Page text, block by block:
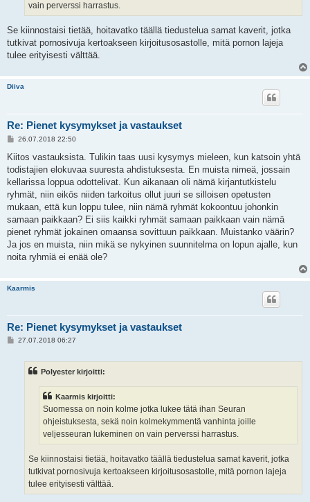
vain perverssi harrastus.
Se kiinnostaisi tietää, hoitavatko täällä tiedustelua samat kaverit, jotka
tutkivat pornosivuja kertoakseen kirjoitusosastolle, mitä pornon lajeja
tulee erityisesti välttää.
Diiva
Re: Pienet kysymykset ja vastaukset
V
e
t
i
26.07.2018 22:50
Kiitos vastauksista. Tulikin taas uusi kysymys mieleen, kun katsoin yhtä
todistajien elokuvaa suuresta ahdistuksesta. En muista nimeä, jossain
kellarissa loppua odottelivat. Kun aikanaan oli nämä kirjantutkistelu
ryhmät, niin eikös niiden tarkoitus ollut juuri se silloisen opetusten
mukaan, että kun loppu tulee, niin nämä ryhmät kokoontuu johonkin
samaan paikkaan? Ei siis kaikki ryhmät samaan paikkaan vain nämä
pienet ryhmät jokainen omaansa sovittuun paikkaan. Muistanko väärin?
Ja jos en muista, niin mikä se nykyinen suunnitelma on lopun ajalle, kun
noita ryhmiä ei enää ole?
Kaarmis
Re: Pienet kysymykset ja vastaukset
V27.07.2018 06:27
Polyester kirjoitti:
Kaarmis kirjoitti:
Suomessa on noin kolme jotka lukee tätä ihan Seuran
ohjeistuksesta, sekä noin kolmekymmentä vanhinta joille
veljesseuran lukeminen on vain perverssi harrastus.
Se kiinnostaisi tietää, hoitavatko täällä tiedustelua samat kaverit, jotka
tutkivat pornosivuja kertoakseen kirjoitusosastolle, mitä pornon lajeja
tulee erityisesti välttää.